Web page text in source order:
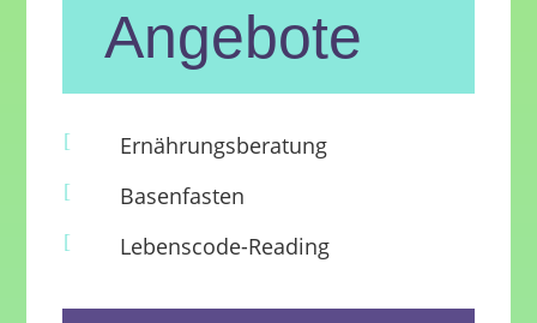
Angebote
[ Ernährungsberatung
[ Basenfasten
[ Lebenscode-Reading